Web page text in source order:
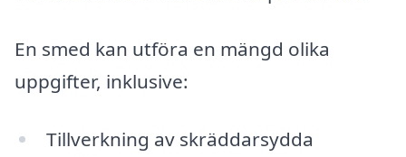
En smed kan utföra en mängd olika
uppgifter, inklusive:
Tillverkning av skräddarsydda